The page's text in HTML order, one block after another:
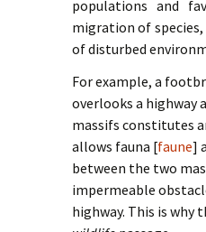
populations and
migration of
of disturbed
For example, a
overlooks a highway
massifs constitutes
allows fauna [faune]
between the two
impermeable
highway. This is why